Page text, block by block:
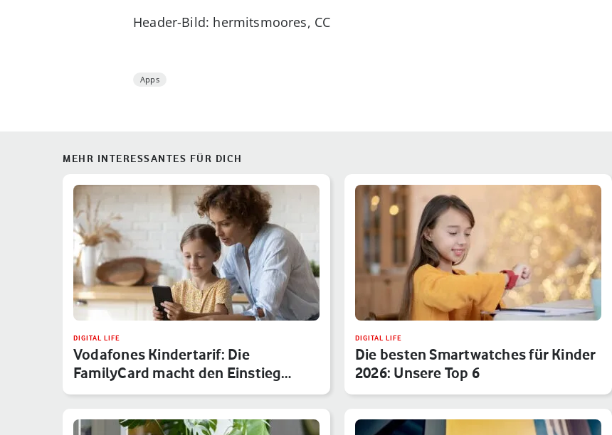
Header-Bild: hermitsmoores, CC
Apps
MEHR INTERESSANTES FÜR DICH
DIGITAL LIFE
Vodafones Kindertarif: Die
FamilyCard macht den Einstieg
sicher
DIGITAL LIFE
Die besten Smartwatches für Kinder
2026: Unsere Top 6